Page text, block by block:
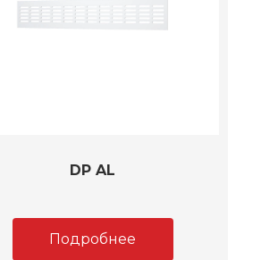
DP AL
Подробнее